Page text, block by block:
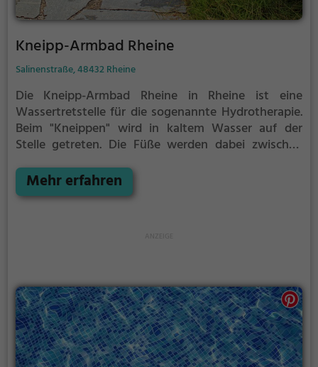
Kneipp-Armbad Rheine
Salinenstraße, 48432 Rheine
Die Kneipp-Armbad Rheine in Rheine ist eine
Wassertretstelle für die sogenannte Hydrotherapie.
Beim "Kneippen" wird in kaltem Wasser auf der
Stelle getreten. Die Füße werden dabei zwischen
Wasser herausgehoben. Nach 30 Sekunden, oder
früher, wenn du ein starkes Kältegefühl in den
Mehr erfahren